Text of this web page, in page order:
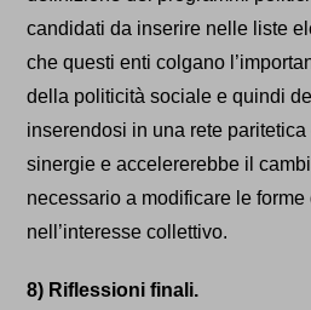
candidati da inserire nelle liste
che questi enti colgano
della politicità sociale e quindi
inserendosi in una rete
sinergie e accelererebbe il
necessario a modificare le
nell’interesse collettivo.
8) Riflessioni finali.